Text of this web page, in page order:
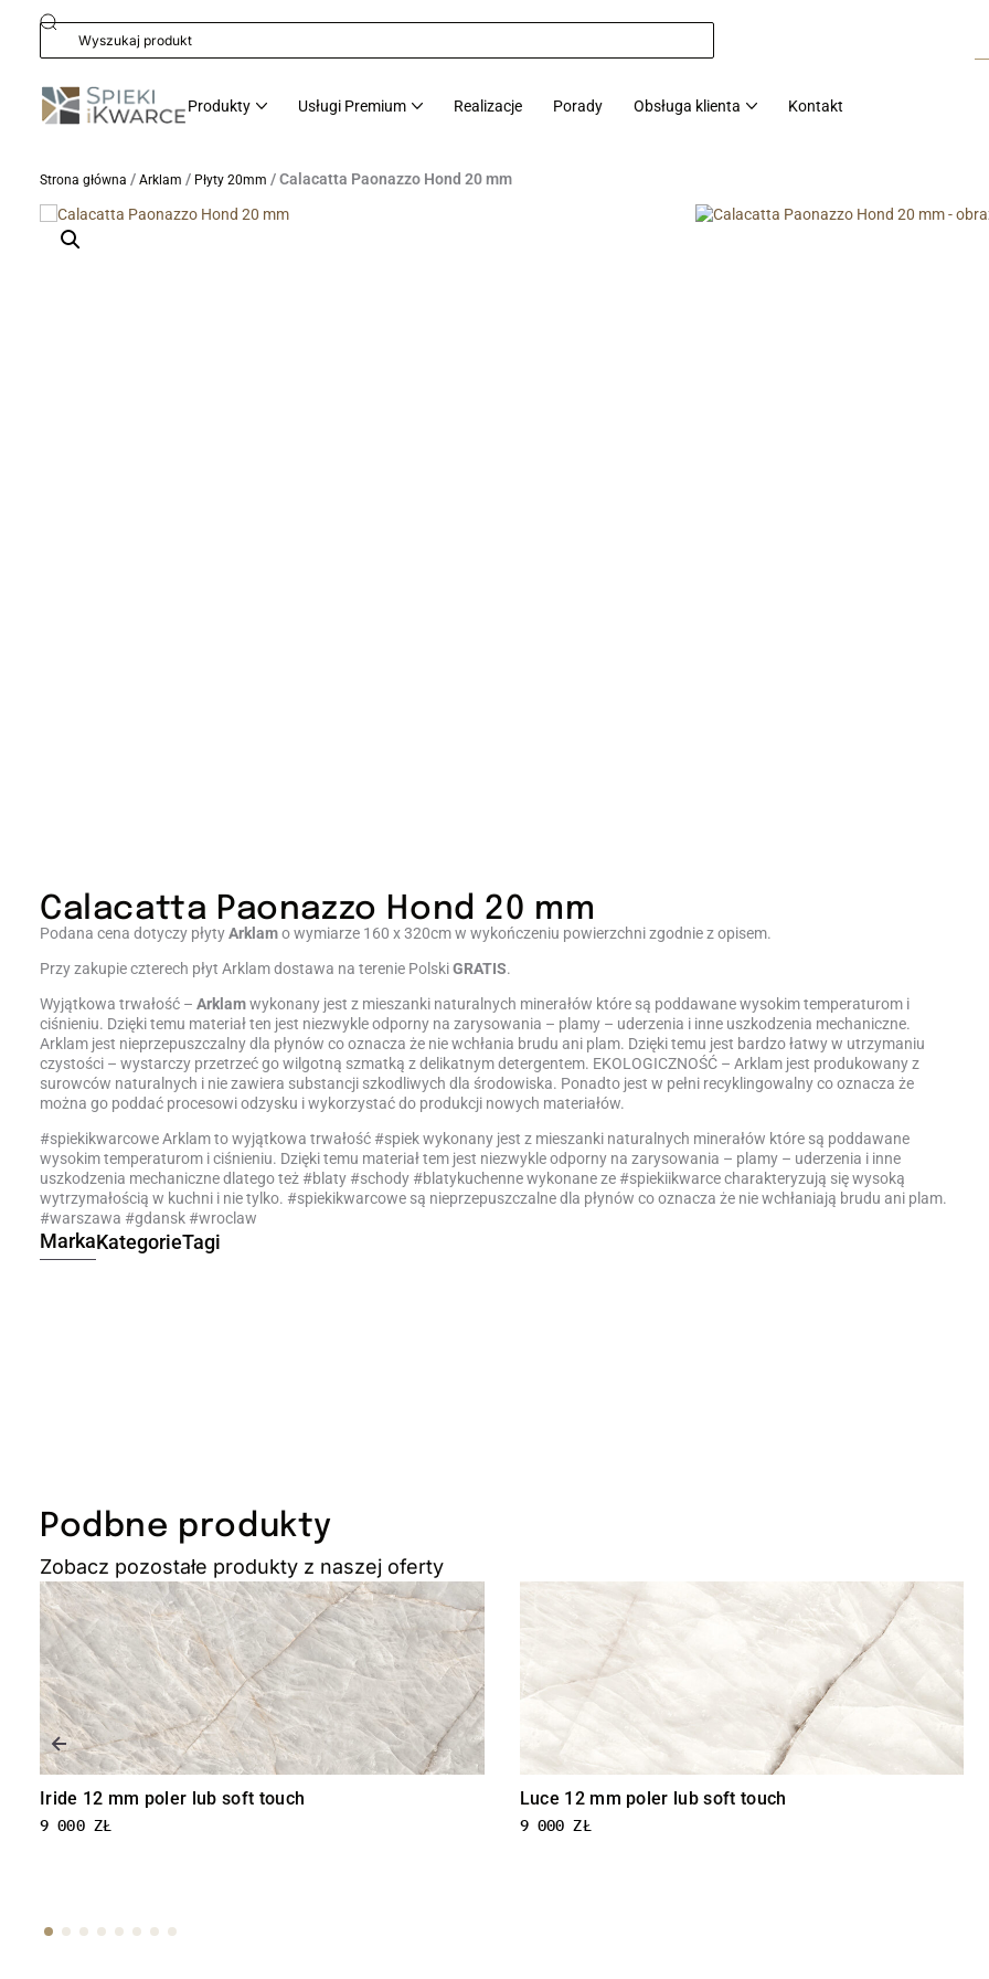
Produkty Usługi Premium Realizacje Porady Obsługa klienta Kontakt
Strona główna / Arklam / Płyty 20mm / Calacatta Paonazzo Hond 20 mm
Calacatta Paonazzo Hond 20 mm
Podana cena dotyczy płytyArklamo wymiarze 160 x 320cm w wykończeniu powierzchni zgodnie z opisem.
Przy zakupie czterech płyt Arklam dostawa na terenie PolskiGRATIS.
Wyjątkowa trwałość – Arklamwykonany jest z mieszanki naturalnych minerałów które są poddawane wysokim temperaturom i
ciśnieniu. Dzięki temu materiał ten jest niezwykle odporny na zarysowania – plamy – uderzenia i inne uszkodzenia mechaniczne.
Arklam jest nieprzepuszczalny dla płynów co oznacza że nie wchłania brudu ani plam. Dzięki temu jest bardzo łatwy w utrzymaniu
czystości – wystarczy przetrzeć go wilgotną szmatką z delikatnym detergentem. EKOLOGICZNOŚĆ – Arklam jest produkowany z
surowców naturalnych i nie zawiera substancji szkodliwych dla środowiska. Ponadto jest w pełni recyklingowalny co oznacza że
można go poddać procesowi odzysku i wykorzystać do produkcji nowych materiałów.
#spiekikwarcowe Arklam to wyjątkowa trwałość #spiek wykonany jest z mieszanki naturalnych minerałów które są poddawane
wysokim temperaturom i ciśnieniu. Dzięki temu materiał tem jest niezwykle odporny na zarysowania – plamy – uderzenia i inne
uszkodzenia mechaniczne dlatego też #blaty #schody #blatykuchenne wykonane ze #spiekiikwarce charakteryzują się wysoką
wytrzymałością w kuchni i nie tylko. #spiekikwarcowe są nieprzepuszczalne dla płynów co oznacza że nie wchłaniają brudu ani plam.
#warszawa #gdansk #wroclaw
MarkaKategorieTagi
Podbne produkty
Zobacz pozostałe produkty z naszej oferty
Iride 12 mm poler lub soft touch
9 000 ZŁ
Luce 12 mm poler lub soft touch
9 000ZŁ